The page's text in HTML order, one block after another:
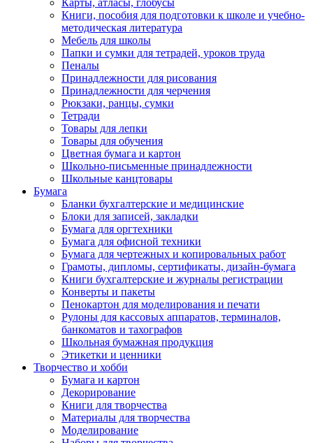
Карты, атласы, глобусы
Книги, пособия для подготовки к школе и учебно-
методическая литература
Мебель для школы
Папки и сумки для тетрадей, уроков труда
Пеналы
Принадлежности для рисования
Принадлежности для черчения
Рюкзаки, ранцы, сумки
Тетради
Товары для лепки
Товары для обучения
Цветная бумага и картон
Школьно-письменные принадлежности
Школьные канцтовары
Бумага
Бланки бухгалтерские и медицинские
Блоки для записей, закладки
Бумага для оргтехники
Бумага для офисной техники
Бумага для чертежных и копировальных работ
Грамоты, дипломы, сертификаты, дизайн-бумага
Книги бухгалтерские и журналы регистрации
Конверты и пакеты
Пенокартон для моделирования и печати
Рулоны для кассовых аппаратов, терминалов,
банкоматов и тахографов
Школьная бумажная продукция
Этикетки и ценники
Творчество и хобби
Бумага и картон
Декорирование
Книги для творчества
Материалы для творчества
Моделирование